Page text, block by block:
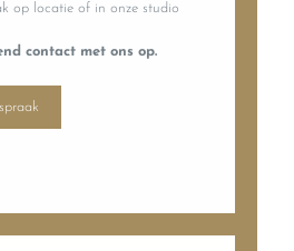
op locatie of in onze studio
contact met ons op.